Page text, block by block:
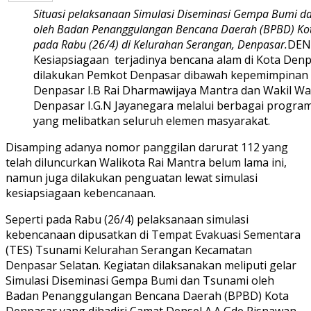
Situasi pelaksanaan Simulasi Diseminasi Gempa Bumi
oleh Badan Penanggulangan Bencana Daerah (BPBD)
pada Rabu (26/4) di Kelurahan Serangan, Denpasar.
Kesiapsiagaan terjadinya bencana alam di Kota
dilakukan Pemkot Denpasar dibawah
Denpasar I.B Rai Dharmawijaya Mantra dan Wakil
Denpasar I.G.N Jayanegara melalui berbagai
yang melibatkan seluruh elemen masyarakat.
Disamping adanya nomor panggilan darurat 112 yang
telah diluncurkan Walikota Rai Mantra belum lama ini,
namun juga dilakukan penguatan lewat simulasi
kesiapsiagaan kebencanaan.
Seperti pada Rabu (26/4) pelaksanaan simulasi
kebencanaan dipusatkan di Tempat Evakuasi Sementara
(TES) Tsunami Kelurahan Serangan Kecamatan
Denpasar Selatan. Kegiatan dilaksanakan meliputi gelar
Simulasi Diseminasi Gempa Bumi dan Tsunami oleh
Badan Penanggulangan Bencana Daerah (BPBD) Kota